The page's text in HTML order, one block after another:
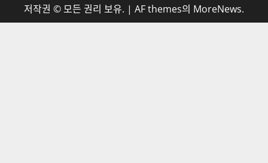
저작권 © 모든 권리 보유. | AF themes의 MoreNews.